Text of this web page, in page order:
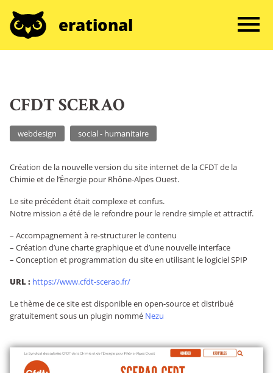
erational
CFDT SCERAO
webdesign social - humanitaire
Création de la nouvelle version du site internet de la CFDT de la
Chimie et de l’Énergie pour Rhône-Alpes Ouest.
Le site précédent était complexe et confus.
Notre mission a été de le refondre pour le rendre simple et attractif.
– Accompagnement à re-structurer le contenu
– Création d’une charte graphique et d’une nouvelle interface
– Conception et programmation du site en utilisant le logiciel SPIP
URL : https://www.cfdt-scerao.fr/
Le thème de ce site est disponible en open-source et distribué
gratuitement sous un plugin nommé Nezu